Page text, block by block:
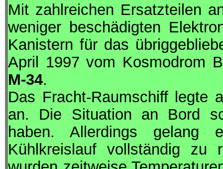
Mit zahlreichen Ersatzteilen
weniger beschädigten
Kanistern für das
April 1997 vom Kosmodrom
M-34.
Das Fracht-Raumschiff
an. Die Situation an Bord
haben. Allerdings
Kühlkreislauf vollständig zu